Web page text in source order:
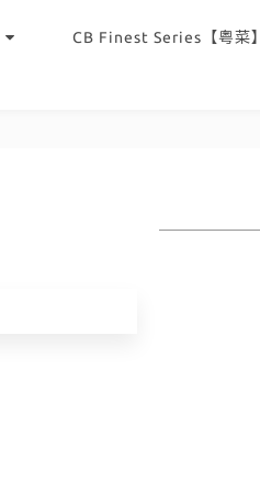
CB Finest Series【粤菜】